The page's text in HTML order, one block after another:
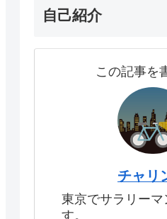
自己紹介
この記事を
チャリ
東京でサラリーマ
す。